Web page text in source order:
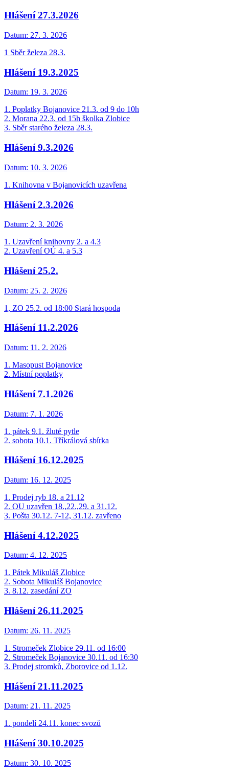
Hlášení 27.3.2026
Datum: 27. 3. 2026
1 Sběr železa 28.3.
Hlášení 19.3.2025
Datum: 19. 3. 2026
1. Poplatky Bojanovice 21.3. od 9 do 10h
2. Morana 22.3. od 15h školka Zlobice
3. Sběr starého železa 28.3.
Hlášení 9.3.2026
Datum: 10. 3. 2026
1. Knihovna v Bojanovicích uzavřena
Hlášení 2.3.2026
Datum: 2. 3. 2026
1. Uzavření knihovny 2. a 4.3
2. Uzavření OÚ 4. a 5.3
Hlášení 25.2.
Datum: 25. 2. 2026
1, ZO 25.2. od 18:00 Stará hospoda
Hlášení 11.2.2026
Datum: 11. 2. 2026
1. Masopust Bojanovice
2. Místní poplatky
Hlášení 7.1.2026
Datum: 7. 1. 2026
1. pátek 9.1. žluté pytle
2. sobota 10.1. Tříkrálová sbírka
Hlášení 16.12.2025
Datum: 16. 12. 2025
1. Prodej ryb 18. a 21.12
2. OU uzavřen 18.,22.,29. a 31.12.
3. Pošta 30.12. 7-12, 31.12. zavřeno
Hlášení 4.12.2025
Datum: 4. 12. 2025
1. Pátek Mikuláš Zlobice
2. Sobota Mikuláš Bojanovice
3. 8.12. zasedání ZO
Hlášení 26.11.2025
Datum: 26. 11. 2025
1. Stromeček Zlobice 29.11. od 16:00
2. Stromeček Bojanovice 30.11. od 16:30
3. Prodej stromků, Zborovice od 1.12.
Hlášení 21.11.2025
Datum: 21. 11. 2025
1. pondelí 24.11. konec svozů
Hlášení 30.10.2025
Datum: 30. 10. 2025